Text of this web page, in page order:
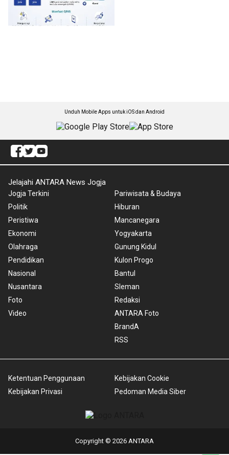
Unduh Mobile Apps untuk iOS dan Android
Jelajahi ANTARA News Jogja
Jogja Terkini
Politik
Peristiwa
Ekonomi
Olahraga
Pendidikan
Nasional
Nusantara
Foto
Video
Pariwisata & Budaya
Hiburan
Mancanegara
Yogyakarta
Gunung Kidul
Kulon Progo
Bantul
Sleman
Redaksi
ANTARA Foto
BrandA
RSS
Ketentuan Penggunaan
Kebijakan Privasi
Kebijakan Cookie
Pedoman Media Siber
Copyright © 2026 ANTARA